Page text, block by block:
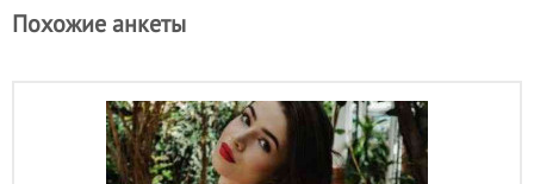
Похожие анкеты